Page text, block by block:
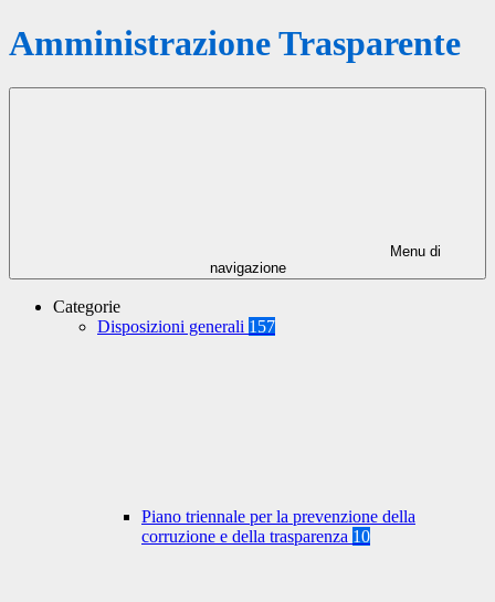
Amministrazione Trasparente
Menu di
navigazione
Categorie
Disposizioni generali 157
Piano triennale per la prevenzione della
corruzione e della trasparenza 10